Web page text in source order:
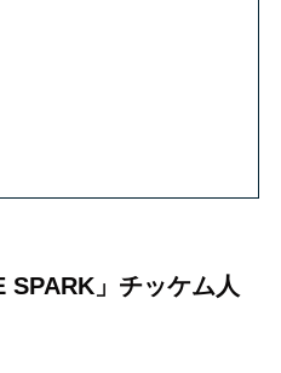
SPARK」チッケム人